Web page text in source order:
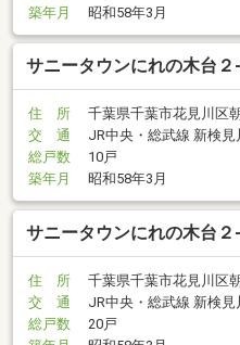
築年月
昭和58年3月
サニータウンにれの木台
住 所
千葉県千葉市花見川区
交 通
JR中央・総武線 新検見
総戸数
10戸
築年月
昭和58年3月
サニータウンにれの木台
住 所
千葉県千葉市花見川区
交 通
JR中央・総武線 新検見
総戸数
20戸